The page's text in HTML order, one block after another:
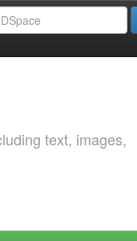
text, images,